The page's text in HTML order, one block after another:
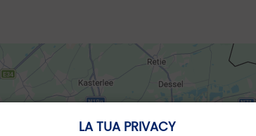
LA TUA PRIVACY